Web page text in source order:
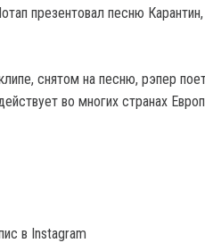
презентовал песню
снятом на песню, рэпер
во многих странах
в Instagram